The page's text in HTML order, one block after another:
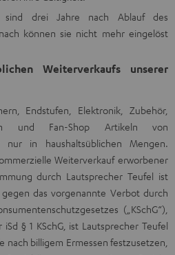
sind drei Jahre nach Ablauf des
können sie nicht mehr eingelöst
Weiterverkaufs unserer
Endstufen, Elektronik, Zubehör,
und Fan-Shop Artikeln von
nur in haushaltsüblichen Mengen.
Weiterverkauf erworbener
durch Lautsprecher Teufel ist
das vorgenannte Verbot durch
(„KSchG“),
§ 1 KSchG, ist Lautsprecher Teufel
billigem Ermessen festzusetzen,